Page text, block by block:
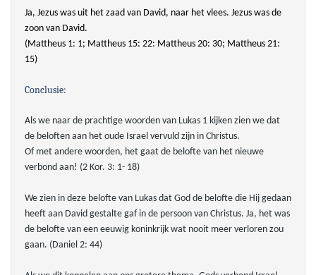
Ja, Jezus was uit het zaad van David, naar het vlees. Jezus was de
zoon van David.
(Mattheus 1: 1; Mattheus 15: 22: Mattheus 20: 30; Mattheus 21:
15)
Conclusie:
Als we naar de prachtige woorden van Lukas 1 kijken zien we dat
de beloften aan het oude Israel vervuld zijn in Christus.
Of met andere woorden, het gaat de belofte van het nieuwe
verbond aan! (2 Kor. 3: 1- 18)
We zien in deze belofte van Lukas dat God de belofte die Hij gedaan
heeft aan David gestalte gaf in de persoon van Christus. Ja, het was
de belofte van een eeuwig koninkrijk wat nooit meer verloren zou
gaan. (Daniel 2: 44)